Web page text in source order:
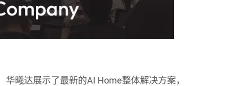
曦达展示了最新的AI Home整体解决方案，